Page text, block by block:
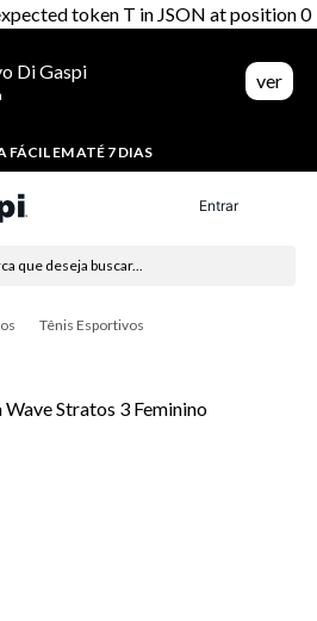
token T in JSON at position 0
Di Gaspi ver
FÁCIL EM ATÉ 7 DIAS
Entrar
que deseja buscar...
Tênis Esportivos
Stratos 3 Feminino